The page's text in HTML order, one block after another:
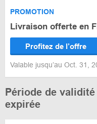
PROMOTION
Livraison offerte en
Profitez de l’offre
Valable jusqu’au Oct. 31,
Période de
expirée